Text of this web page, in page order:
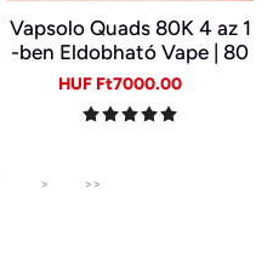
Vapsolo Quads 80K 4 az 1
-ben Eldobható Vape | 80
000 Slukk, Több Íz Egy Ké
szülékben
Sale
HUF Ft7000.00
> >>